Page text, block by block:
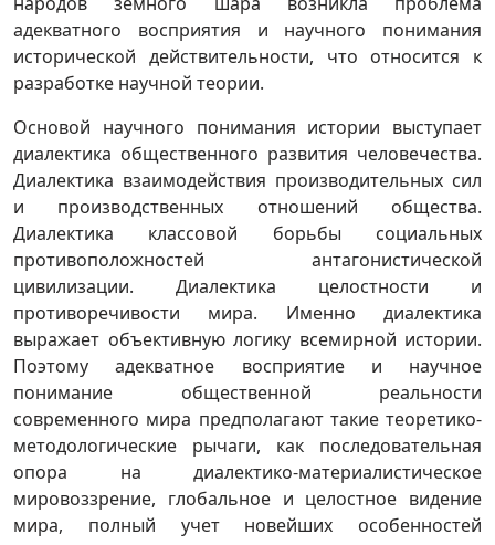
адекватного восприятия и научного понимания
исторической действительности, что относится к
разработке научной теории.
Основой научного понимания истории выступает
диалектика общественного развития человечества.
Диалектика взаимодействия производительных сил
и производственных отношений общества.
Диалектика классовой борьбы социальных
противоположностей антагонистической
цивилизации. Диалектика целостности и
противоречивости мира. Именно диалектика
выражает объективную логику всемирной истории.
Поэтому адекватное восприятие и научное
понимание общественной реальности
современного мира предполагают такие теоретико-
методологические рычаги, как последовательная
опора на диалектико-материалистическое
мировоззрение, глобальное и целостное видение
мира, полный учет новейших особенностей